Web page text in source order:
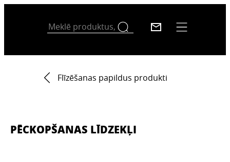
Flīzēšanas papildus produkti
PĒCKOPŠANAS LĪDZEKĻI